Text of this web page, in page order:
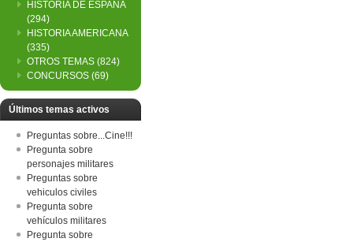
HISTORIA DE ESPAÑA
(294)
HISTORIA AMERICANA
(335)
OTROS TEMAS (824)
CONCURSOS (69)
Últimos temas activos
Preguntas sobre...Cine!!!
Pregunta sobre
personajes militares
Preguntas sobre
vehiculos civiles
Pregunta sobre
vehículos militares
Pregunta sobre